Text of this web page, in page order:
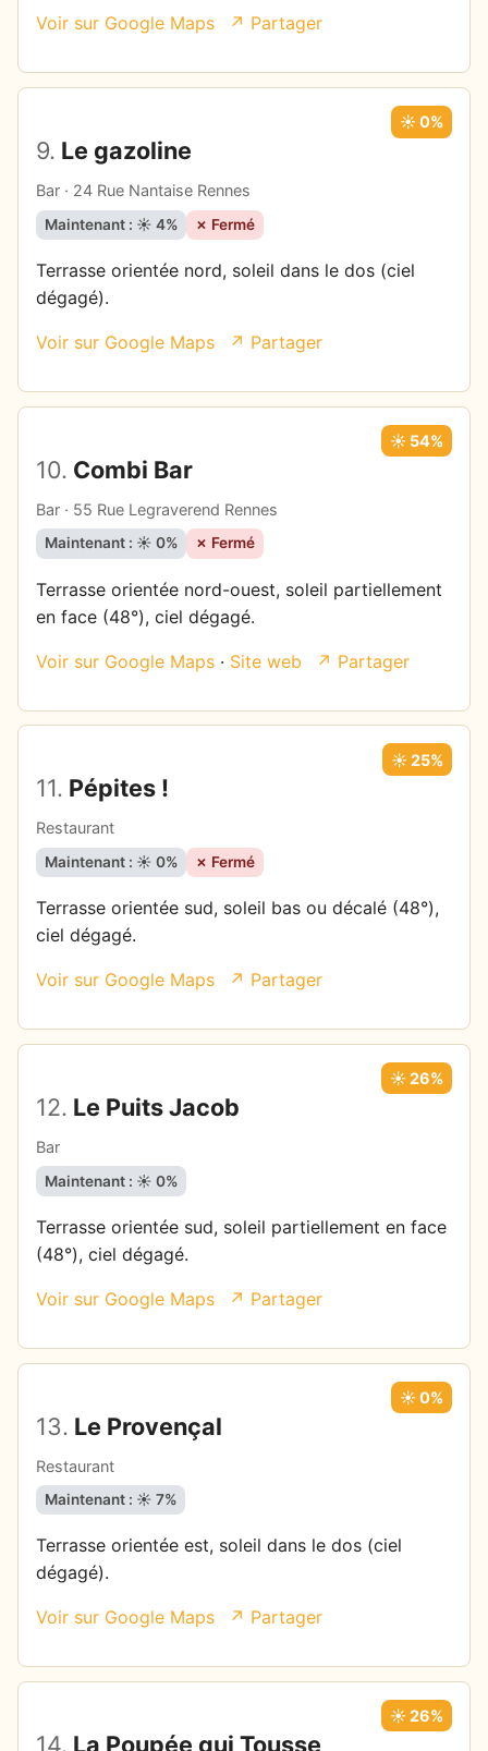
Voir sur Google Maps ↗ Partager
9. Le gazoline
Bar · 24 Rue Nantaise Rennes
☀️ 0%
Maintenant : ☀️ 4% ✗ Fermé
Terrasse orientée nord, soleil dans le dos (ciel
dégagé).
Voir sur Google Maps ↗ Partager
10. Combi Bar
Bar · 55 Rue Legraverend Rennes
☀️ 54%
Maintenant : ☀️ 0% ✗ Fermé
Terrasse orientée nord-ouest, soleil partiellement
en face (48°), ciel dégagé.
Voir sur Google Maps · Site web ↗ Partager
11. Pépites !
Restaurant
☀️ 25%
Maintenant : ☀️ 0% ✗ Fermé
Terrasse orientée sud, soleil bas ou décalé (48°),
ciel dégagé.
Voir sur Google Maps ↗ Partager
12. Le Puits Jacob
Bar
☀️ 26%
Maintenant : ☀️ 0%
Terrasse orientée sud, soleil partiellement en face
(48°), ciel dégagé.
Voir sur Google Maps ↗ Partager
13. Le Provençal
Restaurant
☀️ 0%
Maintenant : ☀️ 7%
Terrasse orientée est, soleil dans le dos (ciel
dégagé).
Voir sur Google Maps ↗ Partager
14. La Poupée qui Tousse
☀️ 26%